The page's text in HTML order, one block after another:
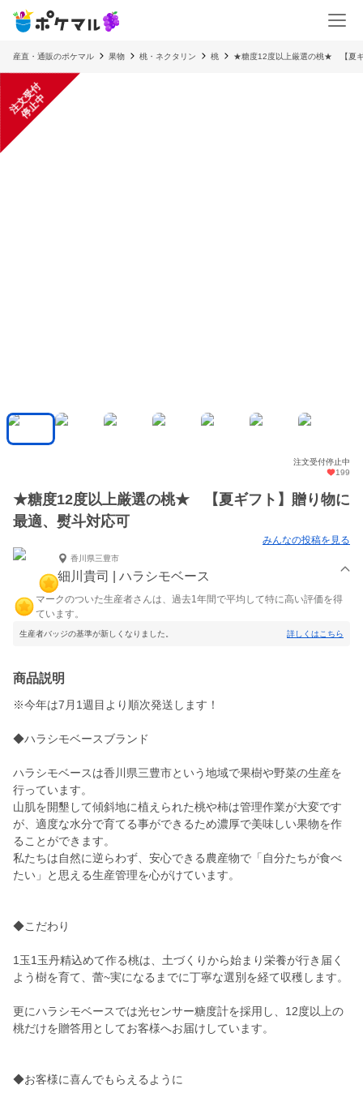
産直・通販のポケマル 果物 桃・ネクタリン 桃 ★糖度12度以上厳選の桃★ 【夏ギ
注
文
受
付
停
止
中
注文受付停止中
199
★糖度12度以上厳選の桃★ 【夏ギフト】贈り物に
最適、熨斗対応可
みんなの投稿を見る
香川県三豊市
細川貴司 | ハラシモベース
マークのついた生産者さんは、過去1年間で平均して特に高い評価を得
ています。
生産者バッジの基準が新しくなりました。 詳しくはこちら
商品説明
※今年は7月1週目より順次発送します！
◆ハラシモベースブランド
ハラシモベースは香川県三豊市という地域で果樹や野菜の生産を
行っています。
山肌を開墾して傾斜地に植えられた桃や柿は管理作業が大変です
が、適度な水分で育てる事ができるため濃厚で美味しい果物を作
ることができます。
私たちは自然に逆らわず、安心できる農産物で「自分たちが食べ
たい」と思える生産管理を心がけています。
◆こだわり
1玉1玉丹精込めて作る桃は、土づくりから始まり栄養が行き届く
よう樹を育て、蕾~実になるまでに丁寧な選別を経て収穫します。
更にハラシモベースでは光センサー糖度計を採用し、12度以上の
桃だけを贈答用としてお客様へお届けしています。
◆お客様に喜んでもらえるように